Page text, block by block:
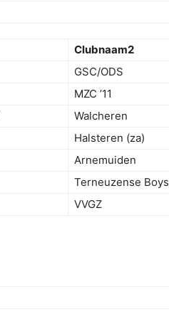
Clubnaam2
GSC/ODS
MZC ’11
Walcheren
Halsteren (za)
Arnemuiden
Terneuzense Boys
VVGZ